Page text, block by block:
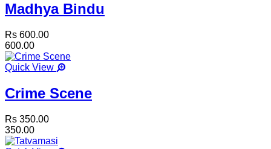
Madhya Bindu
Rs 600.00
600.00
Quick View
Crime Scene
Rs 350.00
350.00